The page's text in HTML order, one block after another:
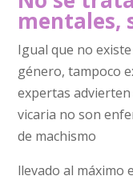
mentales,
Igual que no
género, tampoco
expertas
vicaria no son
de machismo
llevado al máximo